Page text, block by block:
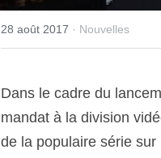
28 août 2017 · Nouvelles
Dans le cadre du
mandat à la division
de la populaire série